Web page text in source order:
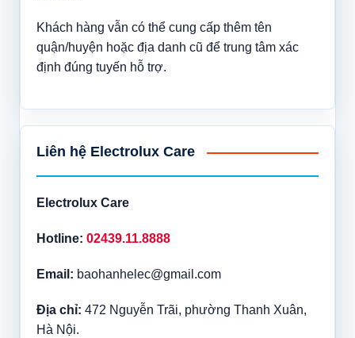
Khách hàng vẫn có thể cung cấp thêm tên
quận/huyện hoặc địa danh cũ để trung tâm xác
định đúng tuyến hỗ trợ.
Liên hệ Electrolux Care
Electrolux Care
Hotline: 02439.11.8888
Email: baohanhelec@gmail.com
Địa chỉ: 472 Nguyễn Trãi, phường Thanh Xuân,
Hà Nội.